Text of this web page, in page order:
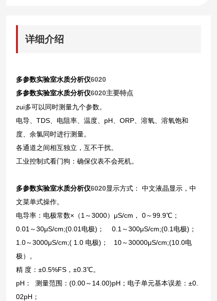
详细介绍
多参数实验室水质分析仪6020
多参数实验室水质分析仪6020主要特点
zui多可以同时测量九个参数。
电导、TDS、电阻率、温度、pH、ORP、溶氧、溶氧饱和
度、余氯同时进行测量。
各通道之间相互独立，互不干扰。
工业控制式看门狗：确保仪表不会死机。
多参数实验室水质分析仪6020显示方式： 中文液晶显示，中
文菜单式操作。
电导率：电极常数×（1～3000）μS/cm， 0～99.9℃ ；
0.01 ～30μS/cm;(0.01电极)； 0.1～300μS/cm;(0.1电极)；
1.0～3000μS/cm;( 1.0 电极)； 10～30000μS/cm;(10.0电
极）。
精 度：±0.5%FS，±0.3℃。
pH ： 测量范围：(0.00～14.00)pH；电子单元基本误差：±0.
02pH；